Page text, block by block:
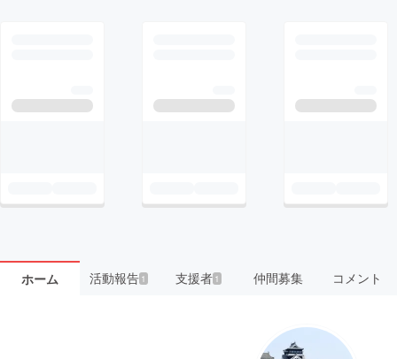
ホーム 活動報告1 支援者 1 仲間募集 コメント